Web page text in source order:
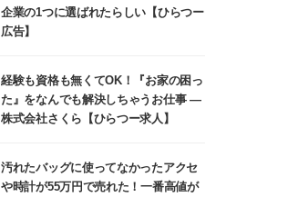
企業の1つに選ばれたらしい【ひらつー
広告】
経験も資格も無くてOK！『お家の困っ
た』をなんでも解決しちゃうお仕事 ―
株式会社さくら【ひらつー求人】
汚れたバッグに使ってなかったアクセ
や時計が55万円で売れた！一番高値が